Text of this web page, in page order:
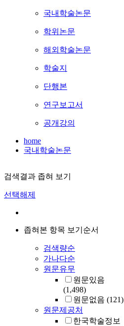
국내학술논문
학위논문
해외학술논문
학술지
단행본
연구보고서
공개강의
home
국내학술논문
검색결과 좁혀 보기
선택해제
좁혀본 항목 보기순서
검색량순
가나다순
원문유무
원문있음
(1,498)
원문없음 (121)
원문제공처
한국학술정보